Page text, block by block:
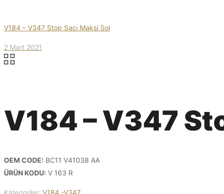
V184 – V347 Stop Sacı Maksi Sol
2 Mart 2021
V184 – V347
OEM CODE: BC11 V41038 AA
ÜRÜN KODU: V 163 R
Kategoriler: V184 -V347